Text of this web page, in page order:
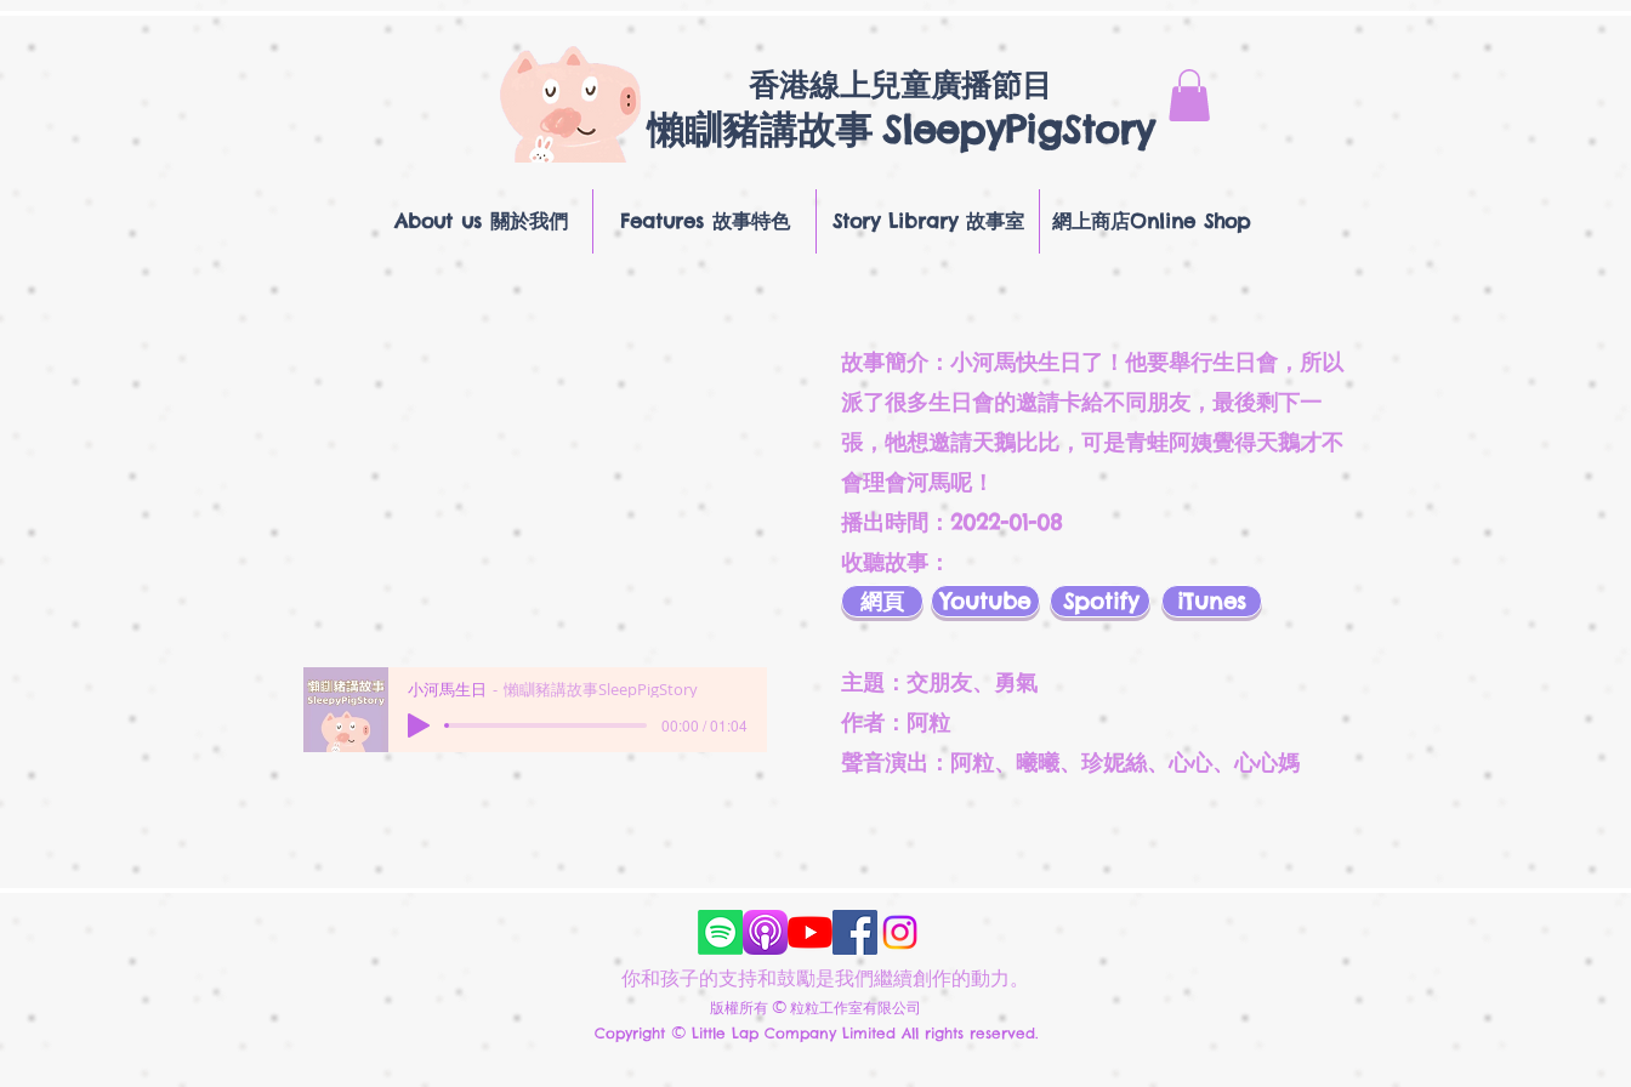
香港線上兒童廣播節目
懶瞓豬講故事 SleepyPigStory
About us 關於我們 Features 故事特色 Story Library 故事室 網上商店Online Shop
小河馬生日 懶瞓豬講故事SleepPigStory
00:00 / 01:04
故事簡介：小河馬快生日了！他要舉行生日會，所以
派了很多生日會的邀請卡給不同朋友，最後剩下一
張，牠想邀請天鵝比比，可是青蛙阿姨覺得天鵝才不
會理會河馬呢！
播出時間：2022-01-08
收聽故事：
主題：交朋友、勇氣
作者：阿粒
聲音演出：阿粒、曦曦、珍妮絲、心心、心心媽
網頁 Youtube Spotify iTunes
你和孩子的支持和鼓勵是我們繼續創作的動力。
版權所有©粒粒工作室有限公司
Copyright ©Little Lap Company Limited All rights reserved.